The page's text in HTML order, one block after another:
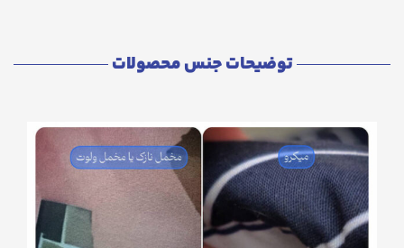
توضیحات جنس محصولات